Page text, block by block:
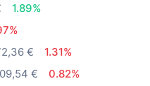
1.89%
€
1.31%
€
0.82%